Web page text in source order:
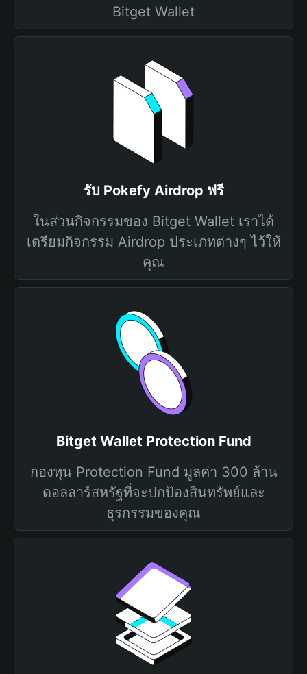
Bitget Wallet
รับ Pokefy Airdrop ฟรี
ในส่วนกิจกรรมของ Bitget Wallet เราได้
เตรียมกิจกรรม Airdrop ประเภทต่างๆ ไว้ให้
คุณ
Bitget Wallet Protection Fund
กองทุน Protection Fund มูลค่า 300 ล้าน
ดอลลาร์สหรัฐที่จะปกป้องสินทรัพย์และ
ธุรกรรมของคุณ